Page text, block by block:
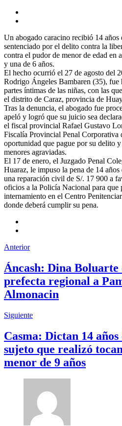
Un abogado caracino recibió 14 años
sentenciado por el delito contra la
contra el pudor de menor de edad en
y una de 6 años.
El hecho ocurrió el 27 de agosto del
Rodrigo Ángeles Bambaren (35), fue
partes íntimas de las niñas, con las
el distrito de Caraz, provincia de
Tras la denuncia, el abogado fue
apeló y logró que su juicio sea
el fiscal provincial Rafael Gustavo
Fiscalía Provincial Penal Corporativa
oportunidad que pague por su delito
menores agraviadas.
El 17 de enero, el Juzgado Penal
Huaraz, le impuso la pena de 14
una reparación civil de S/. 17 900 a
oficios a la Policía Nacional para que
internamiento en el Centro
donde deberá cumplir su pena.
Anterior
Áncash: Dina Boluarte
prefecta regional a
Almonacin
Siguiente
Casma: Dictan 14
sujeto que realizó
menor de 9 años